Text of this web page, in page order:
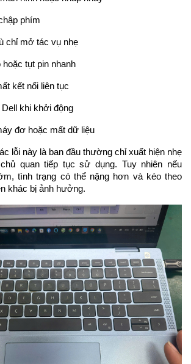
phím
chỉ mở tác vụ nhẹ
tụt pin nhanh
kết nối liên tục
Dell khi khởi động
đơ hoặc mất dữ liệu
lỗi này là ban đầu thường chỉ xuất hiện nhẹ
quan tiếp tục sử dụng. Tuy nhiên nếu
tình trạng có thể nặng hơn và kéo theo
khác bị ảnh hưởng.